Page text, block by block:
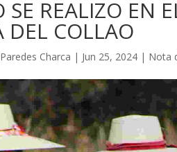
SE REALIZO EN
DEL COLLAO
Charca | Jun 25, 2024 | Nota